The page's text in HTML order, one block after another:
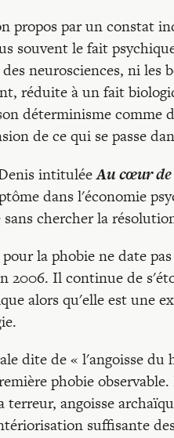
propos par un constat
souvent le fait
neurosciences, ni les
réduite à un fait
déterminisme comme
de ce qui se passe
intituléeAu cœur de
dans l'économie
chercher la
la phobie ne date
2006. Il continue de
alors qu'elle est une
dite de « l'angoisse
phobie
angoisse
suffisante